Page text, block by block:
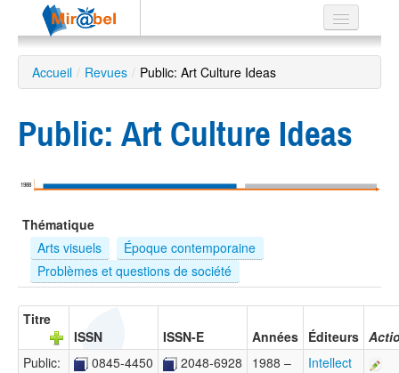
Le réseau
Soutien
Listes
Recherche
avancée
EN
ES
?
Accueil / Revues / Public: Art Culture Ideas
Public: Art Culture Ideas
1988
Thématique
Arts visuels
Époque contemporaine
Problèmes et questions de société
Titre
ISSN
ISSN-E Années Éditeurs
Public:
0845-4450 2048-6928
1988 –
Intellect